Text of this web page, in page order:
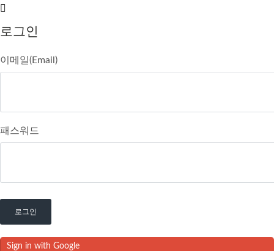
로그인
이메일(Email)
패스워드
로그인
Sign in with Google